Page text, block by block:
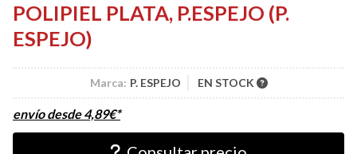
POLIPIEL PLATA, P.ESPEJO (P.
ESPEJO)
Marca: P. ESPEJO EN STOCK
envío desde4,89€*